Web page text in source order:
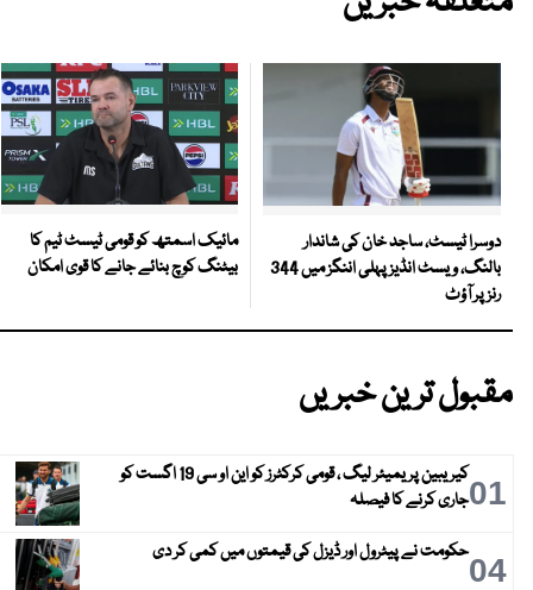
دوسرا ٹیسٹ، ساجد خان کی شاندار
بالنگ، ویسٹ انڈیز پہلی اننگز میں 344
رنز پر آؤٹ
مائیک اسمتھ کو قومی ٹیسٹ ٹیم کا
بیٹنگ کوچ بنائے جانے کا قوی امکان
مقبول ترین خبریں
01
کیریبین پریمیئر لیگ ، قومی کرکٹرز کو این او سی 19 اگست کو
جاری کرنے کا فیصلہ
04حکومت نے پیٹرول اور ڈیزل کی قیمتوں میں کمی کر دی